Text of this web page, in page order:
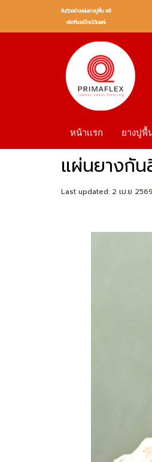
รับตัวอย่างเเผ่นยางปูพื้น ฟรี
คลิกที่เบอร์โทรได้เลยค่ะ
หน้าเเรก ยางปูพื้
แผ่นยางกัน
Last updated: 2 เม.ย 2569